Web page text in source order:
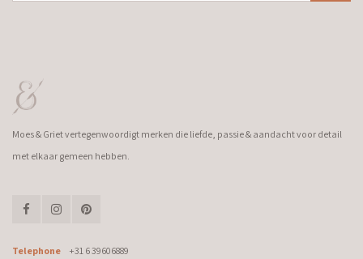
Moes & Griet vertegenwoordigt merken die liefde, passie & aandacht voor detail
met elkaar gemeen hebben.
Telephone
+31 6 39606889